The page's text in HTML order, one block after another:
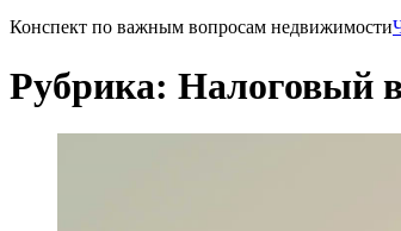
Конспект по важным вопросам недвижимости
Рубрика: Налоговый